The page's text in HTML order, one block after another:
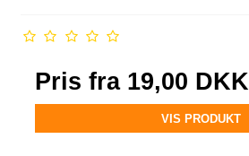
Pris fra 19,00 DKK
VIS PRODUKT